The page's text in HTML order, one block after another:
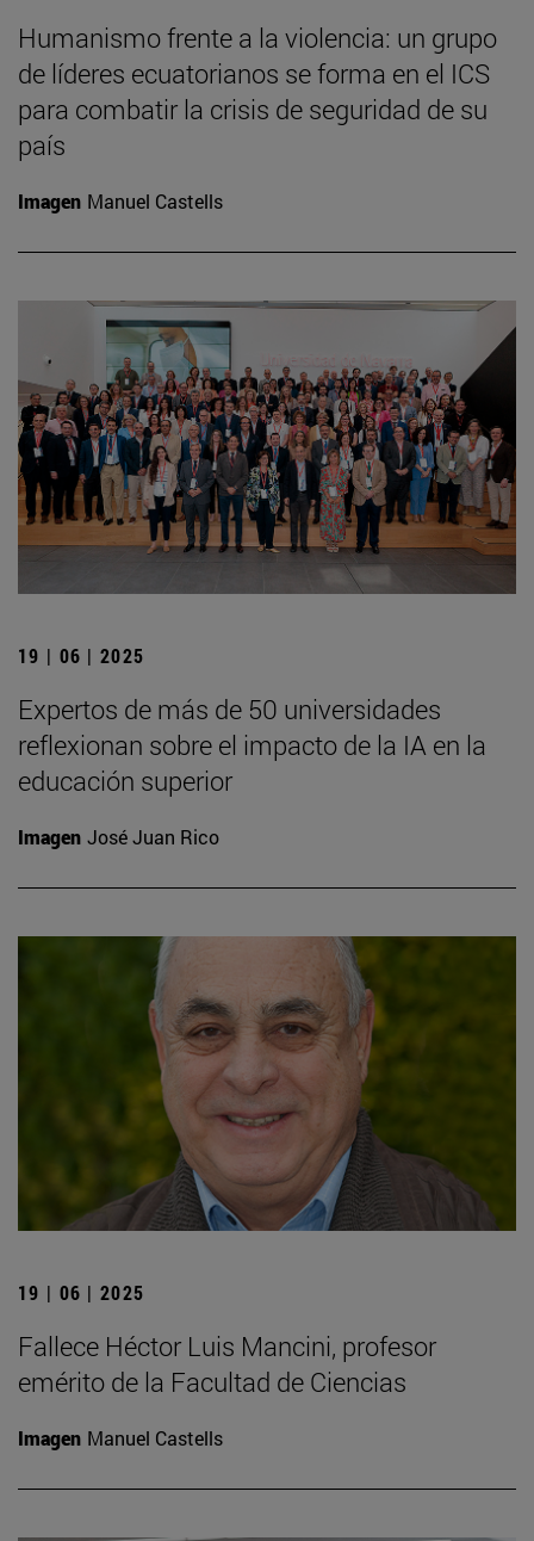
Humanismo frente a la violencia: un grupo
de líderes ecuatorianos se forma en el ICS
para combatir la crisis de seguridad de su
país
Imagen Manuel Castells
19 | 06 | 2025
Expertos de más de 50 universidades
reflexionan sobre el impacto de la IA en la
educación superior
Imagen José Juan Rico
19 | 06 | 2025
Fallece Héctor Luis Mancini, profesor
emérito de la Facultad de Ciencias
Imagen Manuel Castells